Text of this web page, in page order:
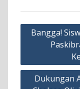
Navigasi
Bangga!
Dukungan